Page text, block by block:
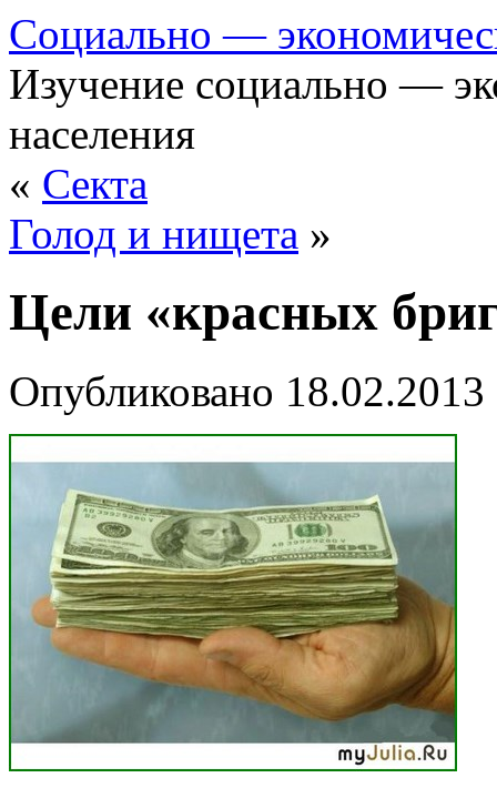
Cоциально —
Изучение социально —
населения
« Секта
Голод и нищета »
Цели «красных
Опубликовано 18.02.2013